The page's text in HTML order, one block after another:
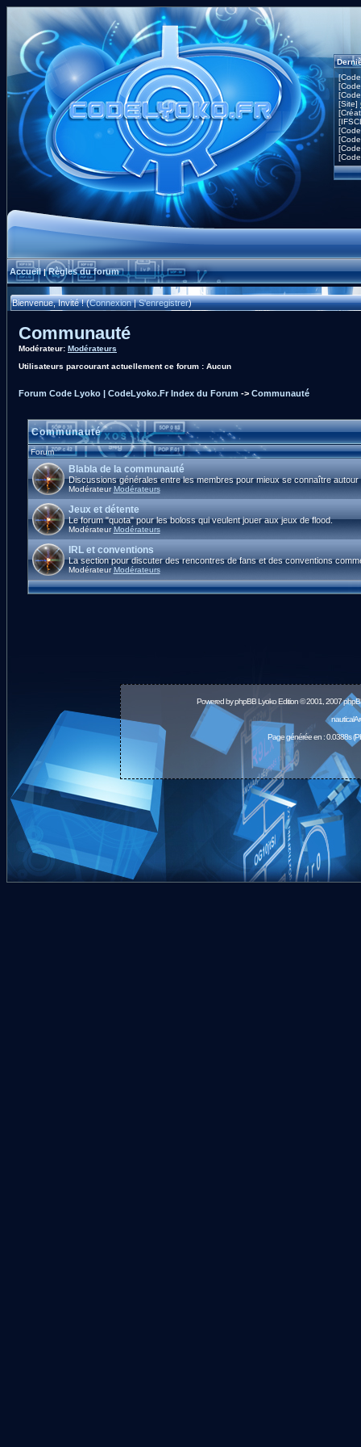
[Site]
Accueil|Règles du forum
Bienvenue, Invité ! (Connexion|S'enregistrer)
Communauté
Modérateur: Modérateurs
Utilisateurs parcourant actuellement ce forum : Aucun
Forum Code Lyoko | CodeLyoko.Fr Index du Forum -> Communauté
Communauté
Forum
Blabla de la communauté
Discussions générales entre les membres pour mieux se connaître autour
ModérateurModérateurs
Jeux et détente
Le forum "quota" pour les boloss qui veulent jouer aux jeux de flood.
ModérateurModérateurs
IRL et conventions
La section pour discuter des rencontres de fans et des conventions
ModérateurModérateurs
Powered byphpBBLyoko Edition © 2001, 2007
Page générée en : 0.0388s